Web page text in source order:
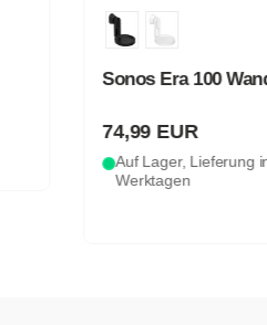
Sonos Era 100 Wandhalter
74,99 EUR
Auf Lager, Lieferung in 5-7